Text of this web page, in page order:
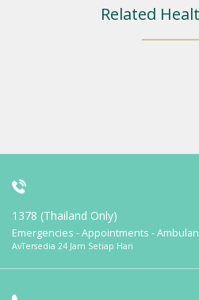
Related
1378 (Thailand Only)
Emergencies - Appointments -
AvTersedia 24 Jam Setiap Hari